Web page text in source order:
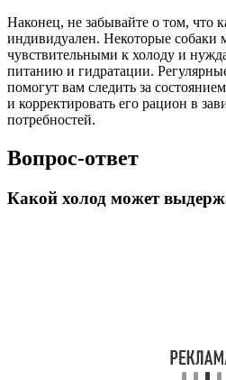
Наконец, не забывайте о том, что
индивидуален. Некоторые собаки
чувствительными к холоду и
питанию и гидратации.
помогут вам следить за
и корректировать его рацион в
потребностей.
Вопрос-ответ
Какой холод может